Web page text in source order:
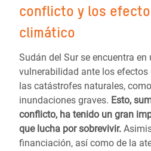
conflicto y los
climático
Sudán del Sur se encuentra
vulnerabilidad ante los
las catástrofes naturales,
inundaciones graves. Esto,
conflicto, ha tenido un gran
que lucha por sobrevivir.
financiación, así como de la